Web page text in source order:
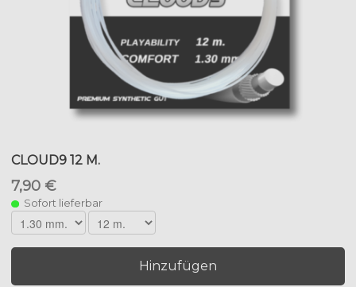
CLOUD9 12 M.
7,90 €
Sofort lieferbar
Hinzufügen